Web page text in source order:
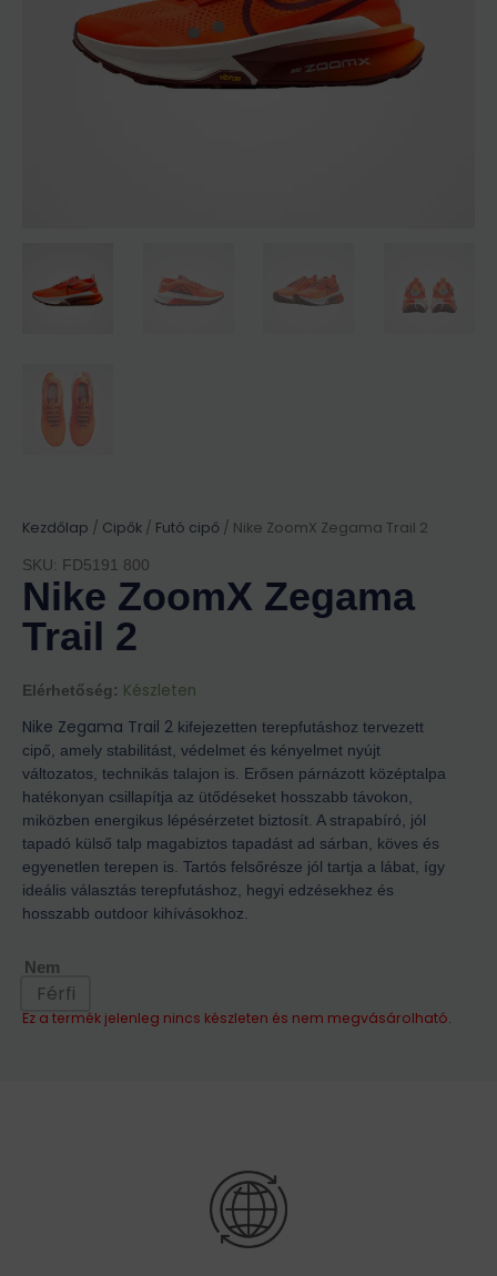
Kezdőlap / Cipők / Futó cipő / Nike ZoomX Zegama Trail 2
SKU: FD5191 800
Nike ZoomX Zegama
Trail 2
Elérhetőség: Készleten
Nike Zegama Trail 2 kifejezetten terepfutáshoz tervezett
cipő, amely stabilitást, védelmet és kényelmet nyújt
változatos, technikás talajon is. Erősen párnázott középtalpa
hatékonyan csillapítja az ütődéseket hosszabb távokon,
miközben energikus lépésérzetet biztosít. A strapabíró, jól
tapadó külső talp magabiztos tapadást ad sárban, köves és
egyenetlen terepen is. Tartós felsőrésze jól tartja a lábat, így
ideális választás terepfutáshoz, hegyi edzésekhez és
hosszabb outdoor kihívásokhoz.
Nem
Férfi
Ez a termék jelenleg nincs készleten és nem megvásárolható.